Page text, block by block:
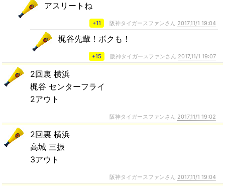
アスリートね
+11 阪神タイガースファンさん 2017,11/1 19:04
梶谷先輩！ボクも！
+15 阪神タイガースファンさん 2017,11/1 19:07
2回裏 横浜
梶谷 センターフライ
2アウト
阪神タイガースファンさん 2017,11/1 19:02
2回裏 横浜
高城 三振
3アウト
阪神タイガースファンさん 2017,11/1 19:04